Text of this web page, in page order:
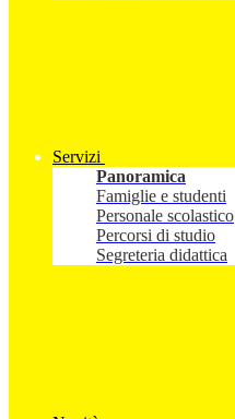
Servizi
Panoramica
Famiglie e studenti
Personale scolastico
Percorsi di studio
Segreteria didattica